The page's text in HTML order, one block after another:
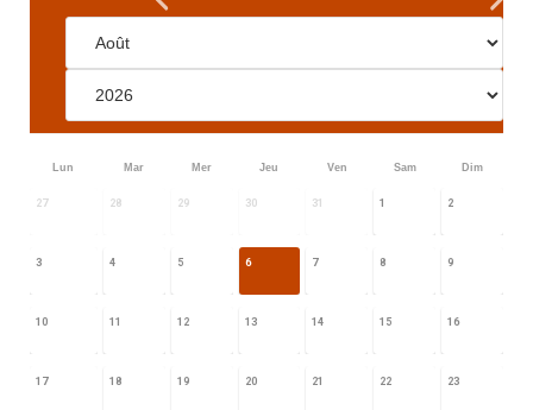
Lun Mar Mer Jeu Ven Sam Dim
27 28 29 30 31 1 2
3 4 5 6 7 8 9
10 11 12 13 14 15 16
17 18 19 20 21 22 23